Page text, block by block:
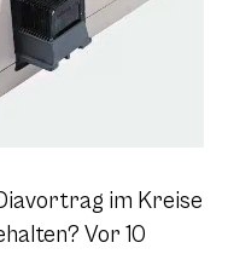
im Kreise
Vor 10